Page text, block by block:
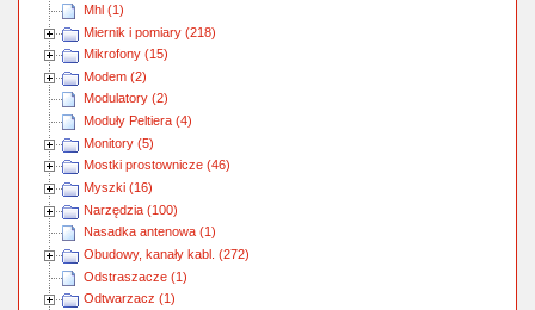
Mhl (1)
Miernik i pomiary (218)
Mikrofony (15)
Modem (2)
Modulatory (2)
Moduły Peltiera (4)
Monitory (5)
Mostki prostownicze (46)
Myszki (16)
Narzędzia (100)
Nasadka antenowa (1)
Obudowy, kanały kabl. (272)
Odstraszacze (1)
Odtwarzacz (1)